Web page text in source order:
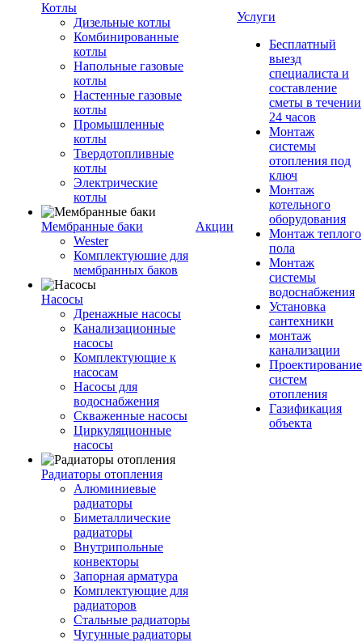
Котлы
Дизельные котлы
Комбинированные
котлы
Напольные газовые
котлы
Настенные газовые
котлы
Промышленные
котлы
Твердотопливные
котлы
Электрические
котлы
Мембранные баки
Wester
Комплектуюшие для
мембранных баков
Насосы
Дренажные насосы
Канализационные
насосы
Комплектующие к
насосам
Насосы для
водоснабжения
Скваженные насосы
Циркуляционные
насосы
Радиаторы отопления
Алюминиевые
радиаторы
Биметаллические
радиаторы
Внутрипольные
конвекторы
Запорная арматура
Комплектующие для
радиаторов
Стальные радиаторы
Чугунные радиаторы
Акции
Услуги
Бесплатный
выезд
специалиста и
составление
сметы в течении
24 часов
Монтаж
системы
отопления под
ключ
Монтаж
котельного
оборудования
Монтаж теплого
пола
Монтаж
системы
водоснабжения
Установка
сантехники
монтаж
канализации
Проектирование
систем
отопления
Газификация
объекта